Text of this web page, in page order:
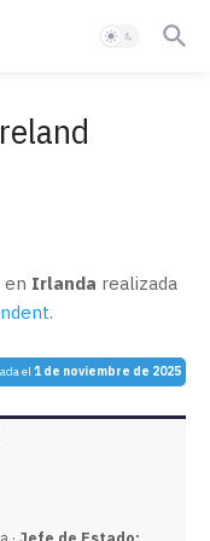
en Irlanda realizada
.
el1 de noviembre de 2025